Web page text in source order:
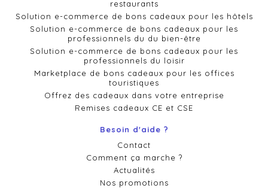
restaurants
Solution e-commerce de bons cadeaux pour les hôtels
Solution e-commerce de bons cadeaux pour les
professionnels du du bien-être
Solution e-commerce de bons cadeaux pour les
professionnels du loisir
Marketplace de bons cadeaux pour les offices
touristiques
Offrez des cadeaux dans votre entreprise
Remises cadeaux CE et CSE
Besoin d'aide ?
Contact
Comment ça marche ?
Actualités
Nos promotions